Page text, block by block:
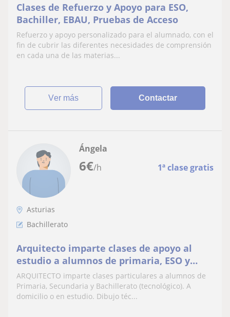
Clases de Refuerzo y Apoyo para ESO,
Bachiller, EBAU, Pruebas de Acceso
Refuerzo y apoyo personalizado para el alumnado, con el
fin de cubrir las diferentes necesidades de comprensión
en cada una de las materias...
ver más Contactar
6€/h 1ª clase gratis
Ángela
Asturias
Bachillerato
Arquitecto imparte clases de apoyo al
estudio a alumnos de primaria, ESO y
bachiller
ARQUITECTO imparte clases particulares a alumnos de
Primaria, Secundaria y Bachillerato (tecnológico). A
domicilio o en estudio. Dibujo téc...